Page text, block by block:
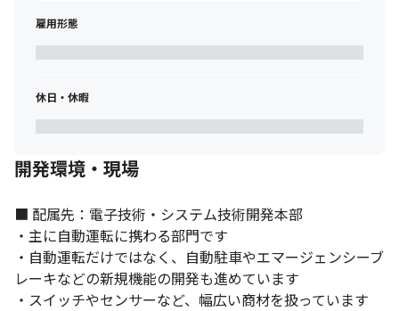
・アメリカや欧州、中国など、海外の日産開発拠点での業務経験
を積めます
JAPAN（https://forbesjapan.com/articles/detail/38942）
雇用形態
休日・休暇
開発環境・現場
■ 配属先：電子技術・システム技術開発本部
・主に自動運転に携わる部門です
・自動運転だけではなく、自動駐車やエマージェンシーブ
レーキなどの新規機能の開発も進めています
・スイッチやセンサーなど、幅広い商材を扱っています